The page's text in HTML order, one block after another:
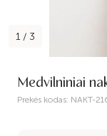
1 / 3
Medvilniniai
Prekės kodas: NAKT-